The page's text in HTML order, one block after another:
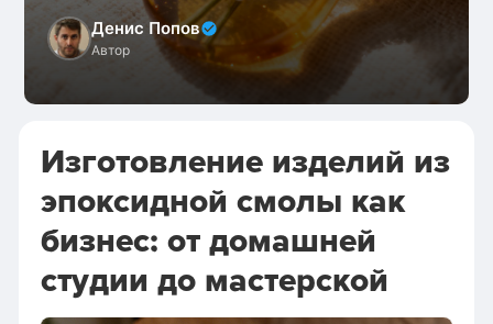
Денис Попов
Автор
Изготовление изделий из
эпоксидной смолы как
бизнес: от домашней
студии до мастерской